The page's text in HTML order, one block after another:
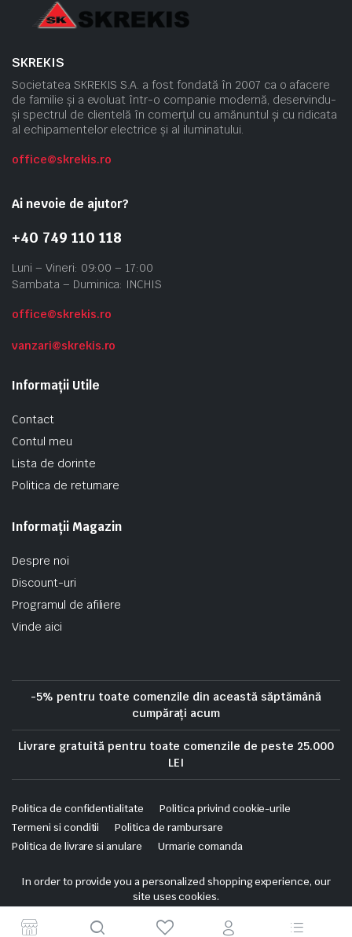
SKREKIS
Societatea SKREKIS S.A. a fost fondată în 2007 ca o afacere
de familie și a evoluat într-o companie modernă, deservindu-
și spectrul de clientelă în comerțul cu amănuntul și cu ridicata
al echipamentelor electrice și al iluminatului.
office@skrekis.ro
Ai nevoie de ajutor?
+40 749 110 118
Luni – Vineri: 09:00 – 17:00
Sambata – Duminica: INCHIS
office@skrekis.ro
vanzari@skrekis.ro
Informații Utile
Contact
Contul meu
Lista de dorinte
Politica de returnare
Informații Magazin
Despre noi
Discount-uri
Programul de afiliere
Vinde aici
-5% pentru toate comenzile din această săptămână
cumpărați acum
Livrare gratuită pentru toate comenzile de peste 25.000
LEI
Politica de confidentialitate
Politica privind cookie-urile
Termeni si conditii
Politica de rambursare
Politica de livrare si anulare
Urmarie comanda
Copyright 2025 © Skrekis. All right reserved. Powered by iTistul.ro.
In order to provide you a personalized shopping experience, our
site uses cookies.
cookie policy.
Accept Cookies